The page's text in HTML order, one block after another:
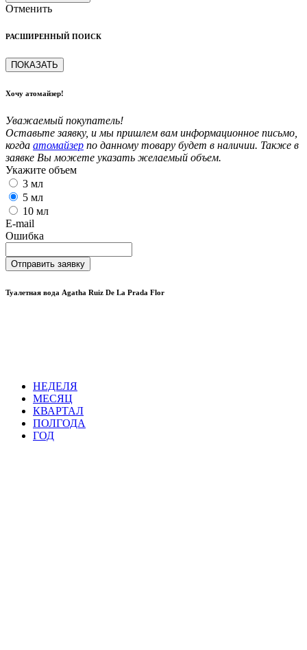
Отменить
РАСШИРЕННЫЙ ПОИСК
ПОКАЗАТЬ
Хочу атомайзер!
Уважаемый покупатель!
Оставьте заявку, и мы пришлем вам информационное письмо,
когда атомайзер по данному товару будет в наличии. Также в
заявке Вы можете указать желаемый объем.
Укажите объем
3 мл
5 мл
10 мл
E-mail
Ошибка
Отправить заявку
Туалетная вода Agatha Ruiz De La Prada Flor
НЕДЕЛЯ
МЕСЯЦ
КВАРТАЛ
ПОЛГОДА
ГОД